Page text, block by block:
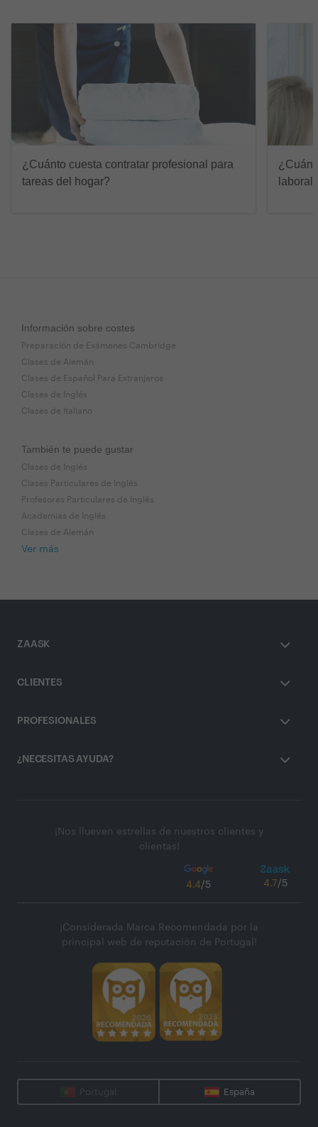
¿Cuánto cuesta contratar profesional para
tareas del hogar?
Información sobre costes
Preparación de Exámenes Cambridge
Clases de Alemán
Clases de Español Para Extranjeros
Clases de Inglés
Clases de Italiano
También te puede gustar
Clases de Inglés
Clases Particulares de Inglés
Profesores Particulares de Inglés
Academias de Inglés
Clases de Alemán
Ver más
ZAASK
CLIENTES
PROFESIONALES
¿NECESITAS AYUDA?
¡Nos llueven estrellas de nuestros clientes y
clientas!
4.4/5 4.7/5
¡Considerada Marca Recomendada por la
principal web de reputación de Portugal!
Portugal España